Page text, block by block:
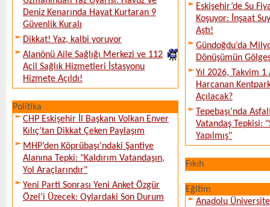
Deniz Kenarında Hayat Kurtaran 9
Güvenlik Kuralı
Dikkat! Yaz, kalbi yoruyor
Alanönü Aile Sağlığı Merkezi ve 112
Acil Sağlık Hizmetleri İstasyonu
Hizmete Açıldı!
Politika
CHP Eskişehir İl Başkanı Volkan Enver
Kılıç’tan Dikkat Çeken Paylaşım
MHP’den Köprübaşı’ndaki Şantiye
Alanına Tepki: "Kaldırım Vatandaşın,
Yol Araçlarındır"
Yeni Parti Sonrası Yeni Anket Özgür
Özel’i Üzecek: Oylardaki Son Durum
Eskişehir’de Su
Koşuyor: İnşaat
Aştı!
Gündoğdu’da
Dönüşümün
Yıl 2026, Takvim
Harcanan
Açılacak?
Tepebaşı’nda
Vatandaş Tepkisi:
Yapılmış"
Fıkıh
Eğitim
Anadolu